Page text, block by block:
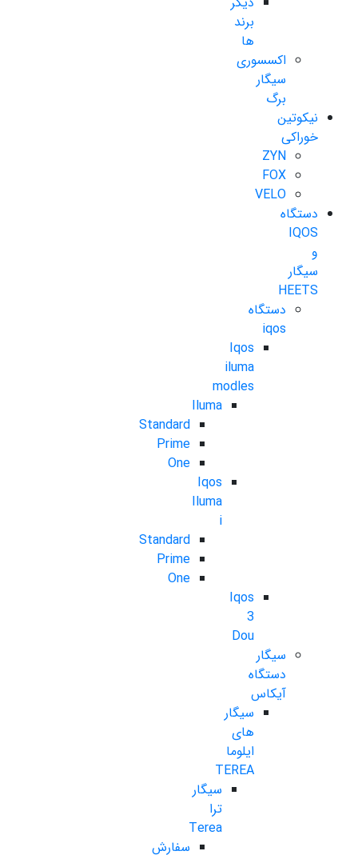
برند
ها
اکسسوری
سیگار
برگ
نیکوتین
خوراکی
ZYN
FOX
VELO
دستگاه
IQOS
و
سیگار
HEETS
دستگاه
iqos
Iqos
iluma
modles
Iluma
Standard
Prime
One
Iqos
Iluma
i
Standard
Prime
One
Iqos
3
Dou
سیگار
دستگاه
آیکاس
سیگار
های
ایلوما
TEREA
سیگار
ترا
Terea
سفارش